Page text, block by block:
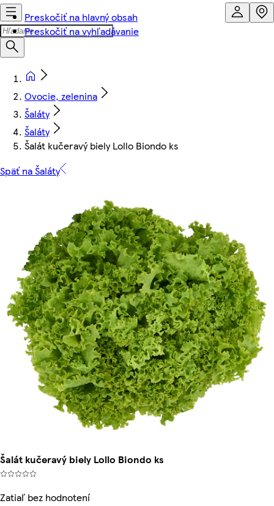
Preskočiť na hlavný obsah
Preskočiť na vyhľadávanie
Ovocie, zelenina
Šaláty
Šaláty
Šalát kučeravý biely Lollo Biondo ks
Späť na Šaláty
Šalát kučeravý biely Lollo Biondo ks
Zatiaľ bez hodnotení